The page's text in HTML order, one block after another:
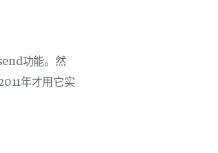
功能。然
年才用它实